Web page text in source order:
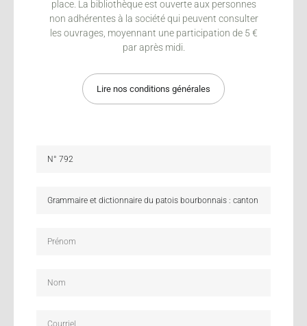
place. La bibliothèque est ouverte aux personnes
non adhérentes à la société qui peuvent consulter
les ouvrages, moyennant une participation de 5 €
par après midi.
Lire nos conditions générales